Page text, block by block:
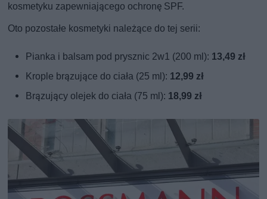
kosmetyku zapewniającego ochronę SPF.
Oto pozostałe kosmetyki należące do tej serii:
Pianka i balsam pod prysznic 2w1 (200 ml): 13,49 zł
Krople brązujące do ciała (25 ml): 12,99 zł
Brązujący olejek do ciała (75 ml): 18,99 zł